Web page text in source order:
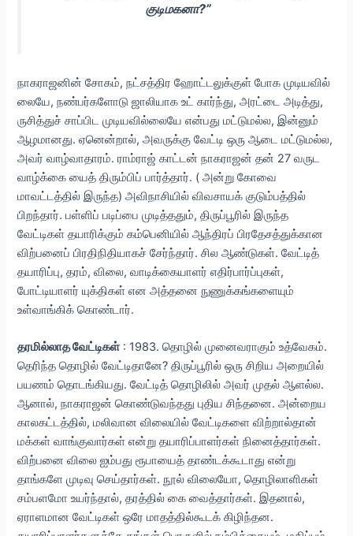
குடிமகனா?”
நாகராஜனின் சோகம், நட்சத்திர ஹோட்டலுக்குள் போக முடியவில்
லையே, நண்பர்களோடு ஜாலியாக உட் கார்ந்து, அரட்டை அடித்து,
ருசித்துச் சாப்பிட முடியவில்லையே என்பது மட்டுமல்ல, இன்னும்
ஆழமானது. ஏனென்றால், அவருக்கு வேட்டி ஒரு ஆடை மட்டுமல்ல,
அவர் வாழ்வாதாரம். ராம்ராஜ் காட்டன் நாகராஜன் தன் 27 வருட
வாழ்க்கை யைத் திரும்பிப் பார்த்தார். ( அன்று கோவை
மாவட்டத்தில் இருந்த) அவிநாசியில் விவசாயக் குடும்பத்தில்
பிறந்தார். பள்ளிப் படிப்பை முடித்ததும், திருப்பூரில் இருந்த
வேட்டிகள் தயாரிக்கும் கம்பெனியில் ஆந்திரப் பிரதேசத்துக்கான
விற்பனைப் பிரதிநிதியாகச் சேர்ந்தார். சில ஆண்டுகள். வேட்டித்
தயாரிப்பு, தரம், விலை, வாடிக்கையாளர் எதிர்பார்ப்புகள்,
போட்டியாளர் யுக்திகள் என அத்தனை நுணுக்கங்களையும்
உள்வாங்கிக் கொண்டார்.
தரமில்லாத வேட்டிகள்: 1983. தொழில் முனைவராகும் உத்வேகம்.
தெரிந்த தொழில் வேட்டிதானே? திருப்பூரில் ஒரு சிறிய அறையில்
பயணம் தொடங்கியது. வேட்டித் தொழிலில் அவர் முதல் ஆளல்ல.
ஆனால், நாகராஜன் கொண்டுவந்தது புதிய சிந்தனை. அன்றைய
காலகட்டத்தில், மலிவான விலையில் வேட்டிகளை விற்றால்தான்
மக்கள் வாங்குவார்கள் என்று தயாரிப்பாளர்கள் நினைத்தார்கள்.
விற்பனை விலை ஐம்பது ரூபாயைத் தாண்டக்கூடாது என்று
தாங்களே முடிவு செய்தார்கள். நூல் விலையோ, தொழிலாளிகள்
சம்பளமோ உயர்ந்தால், தரத்தில் கை வைத்தார்கள். இதனால்,
ஏராளமான வேட்டிகள் ஒரே மாதத்தில்கூடக் கிழிந்தன.